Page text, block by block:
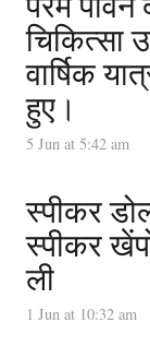
चिकित्सा
वार्षिक
हुए।
5 Jun at 5:42 am
स्पीकर
स्पीकर
ली
1 Jun at 10:32 am